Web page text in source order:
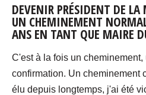
DEVENIR PRÉSIDENT DE
UN CHEMINEMENT
ANS EN TANT QUE MAIRE
C'est à la fois un
confirmation. Un cheminement
élu depuis longtemps, j'ai été